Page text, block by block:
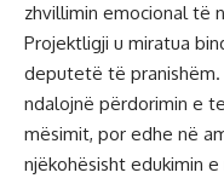
zhvillimin emocional të
Projektligji u miratua
deputetë të
ndalojnë përdorimin e
mësimit, por edhe në
njëkohësisht edukimin